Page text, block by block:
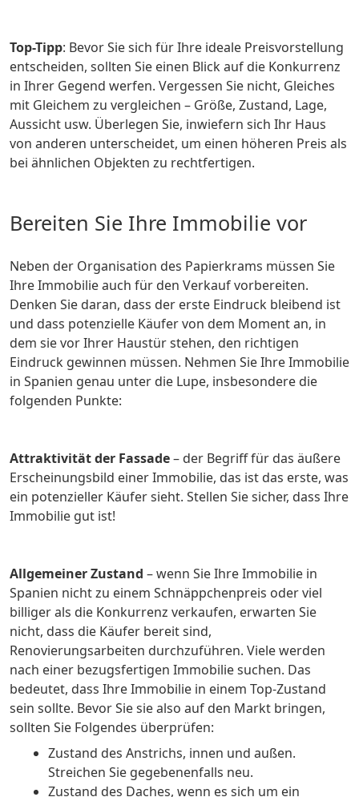
Top-Tipp: Bevor Sie sich für Ihre ideale Preisvorstellung
entscheiden, sollten Sie einen Blick auf die Konkurrenz
in Ihrer Gegend werfen. Vergessen Sie nicht, Gleiches
mit Gleichem zu vergleichen – Größe, Zustand, Lage,
Aussicht usw. Überlegen Sie, inwiefern sich Ihr Haus
von anderen unterscheidet, um einen höheren Preis als
bei ähnlichen Objekten zu rechtfertigen.
Bereiten Sie Ihre Immobilie vor
Neben der Organisation des Papierkrams müssen Sie
Ihre Immobilie auch für den Verkauf vorbereiten.
Denken Sie daran, dass der erste Eindruck bleibend ist
und dass potenzielle Käufer von dem Moment an, in
dem sie vor Ihrer Haustür stehen, den richtigen
Eindruck gewinnen müssen. Nehmen Sie Ihre Immobilie
in Spanien genau unter die Lupe, insbesondere die
folgenden Punkte:
Attraktivität der Fassade– der Begriff für das äußere
Erscheinungsbild einer Immobilie, das ist das erste, was
ein potenzieller Käufer sieht. Stellen Sie sicher, dass Ihre
Immobilie gut ist!
Allgemeiner Zustand – wenn Sie Ihre Immobilie in
Spanien nicht zu einem Schnäppchenpreis oder viel
billiger als die Konkurrenz verkaufen, erwarten Sie
nicht, dass die Käufer bereit sind,
Renovierungsarbeiten durchzuführen. Viele werden
nach einer bezugsfertigen Immobilie suchen. Das
bedeutet, dass Ihre Immobilie in einem Top-Zustand
sein sollte. Bevor Sie sie also auf den Markt bringen,
sollten Sie Folgendes überprüfen:
Zustand des Anstrichs, innen und außen.
Streichen Sie gegebenenfalls neu.
Zustand des Daches, wenn es sich um ein